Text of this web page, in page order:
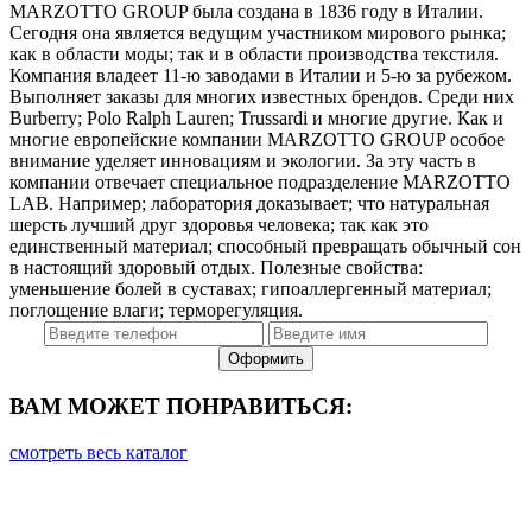
MARZOTTO GROUP была создана в 1836 году в Италии.
Сегодня она является ведущим участником мирового рынка;
как в области моды; так и в области производства текстиля.
Компания владеет 11-ю заводами в Италии и 5-ю за рубежом.
Выполняет заказы для многих известных брендов. Среди них
Burberry; Polo Ralph Lauren; Trussardi и многие другие. Как и
многие европейские компании MARZOTTO GROUP особое
внимание уделяет инновациям и экологии. За эту часть в
компании отвечает специальное подразделение MARZOTTO
LAB. Например; лаборатория доказывает; что натуральная
шерсть лучший друг здоровья человека; так как это
единственный материал; способный превращать обычный сон
в настоящий здоровый отдых. Полезные свойства:
уменьшение болей в суставах; гипоаллергенный материал;
поглощение влаги; терморегуляция.
ВАМ МОЖЕТ ПОНРАВИТЬСЯ:
смотреть весь каталог